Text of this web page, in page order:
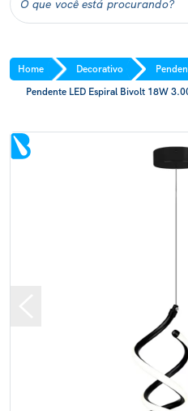
Home Decorativo
Pendente LED Espiral Bivolt 18W